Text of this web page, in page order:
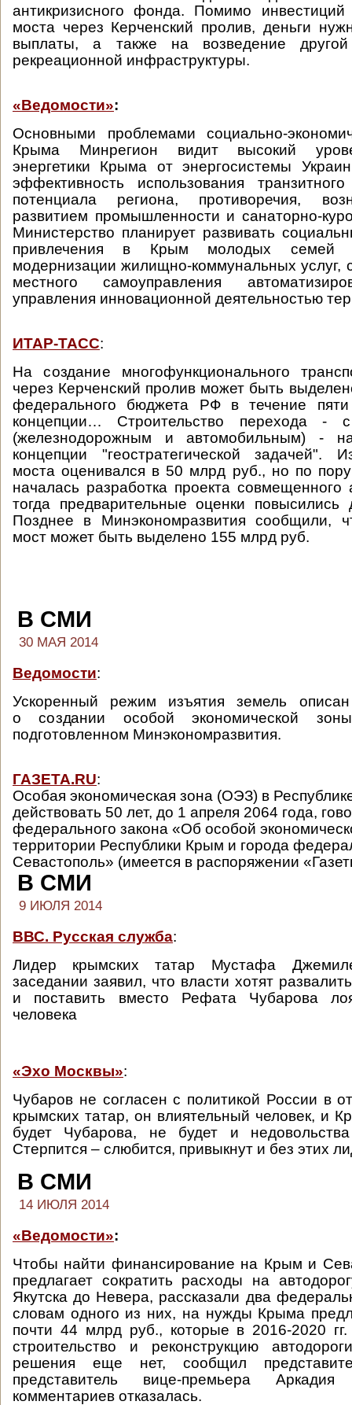
антикризисного фонда. Помимо инвестиций
моста через Керченский пролив, деньги
выплаты, а также на возведение
рекреационной инфраструктуры.
«Ведомости»:
Основными проблемами социально-
Крыма Минрегион видит высокий
энергетики Крыма от энергосистемы
эффективность использования
потенциала региона, противоречия,
развитием промышленности и санаторно-
Министерство планирует развивать
привлечения в Крым молодых семей
модернизации жилищно-коммунальных услуг,
местного самоуправления
управления инновационной деятельностью
ИТАР-ТАСС:
На создание многофункционального
через Керченский пролив может быть
федерального бюджета РФ в течение пяти
концепции… Строительство перехода -
(железнодорожным и автомобильным) -
концепции "геостратегической задачей".
моста оценивался в 50 млрд руб., но по
началась разработка проекта
тогда предварительные оценки
Позднее в Минэкономразвития сообщили,
мост может быть выделено 155 млрд руб.
В СМИ
30 МАЯ 2014
Ведомости:
Ускоренный режим изъятия земель описан
о создании особой экономической
подготовленном Минэкономразвития.
ГАЗЕТА.RU:
Особая экономическая зона (ОЭЗ) в
действовать 50 лет, до 1 апреля 2064 года,
федерального закона «Об особой
территории Республики Крым и города
Севастополь» (имеется в распоряжении
В СМИ
9 ИЮЛЯ 2014
ВВС. Русская служба:
Лидер крымских татар Мустафа
заседании заявил, что власти хотят
и поставить вместо Рефата Чубарова
человека
«Эхо Москвы»:
Чубаров не согласен с политикой России в
крымских татар, он влиятельный человек, и
будет Чубарова, не будет и
Стерпится – слюбится, привыкнут и без этих
В СМИ
14 ИЮЛЯ 2014
«Ведомости»:
Чтобы найти финансирование на Крым и
предлагает сократить расходы на
Якутска до Невера, рассказали два
словам одного из них, на нужды Крыма
почти 44 млрд руб., которые в 2016-2020
строительство и реконструкцию
решения еще нет, сообщил
представитель вице-премьера
комментариев отказалась.